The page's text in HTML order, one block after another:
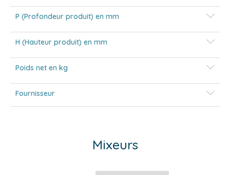
P (Profondeur produit) en mm
H (Hauteur produit) en mm
Poids net en kg
Fournisseur
Mixeurs